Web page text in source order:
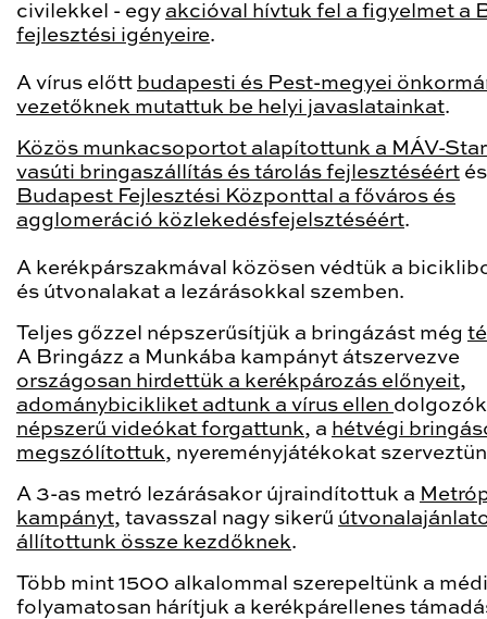
civilekkel - egy akcióval hívtuk fel a figyelmet a
fejlesztési igényeire.
A vírus előtt budapesti és Pest-megyei
vezetőknek mutattuk be helyi javaslatainkat.
Közös munkacsoportot alapítottunk a MÁV-
vasúti bringaszállítás és tárolás fejlesztéséért
Budapest Fejlesztési Központtal a főváros és
agglomeráció közlekedésfejelsztéséért.
A kerékpárszakmával közösen védtük a
és útvonalakat a lezárásokkal szemben.
Teljes gőzzel népszerűsítjük a bringázást még
A Bringázz a Munkába kampányt átszervezve
országosan hirdettük a kerékpározás előnyeit,
adománybicikliket adtunk a vírus ellen
népszerű videókat forgattunk, a hétvégi
megszólítottuk, nyereményjátékokat
A 3-as metró lezárásakor újraindítottuk a
kampányt, tavasszal nagy sikerű
állítottunk össze kezdőknek.
Több mint 1500 alkalommal szerepeltünk a
folyamatosan hárítjuk a kerékpárellenes